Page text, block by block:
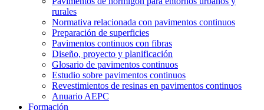
rurales
Normativa relacionada con pavimentos continuos
Preparación de superficies
Pavimentos continuos con fibras
Diseño, proyecto y planificación
Glosario de pavimentos continuos
Estudio sobre pavimentos continuos
Revestimientos de resinas en pavimentos continuos
Anuario AEPC
Formación